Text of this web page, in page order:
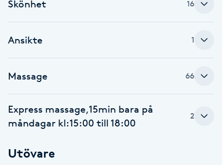
Färgning
Föning
Gel naglar
Gelenaglar
Gellack med förstärkning
Skönhet 16
Ansikte 1
Massage 66
Express massage,15min bara på
måndagar kl:15:00 till 18:00
2
Utövare